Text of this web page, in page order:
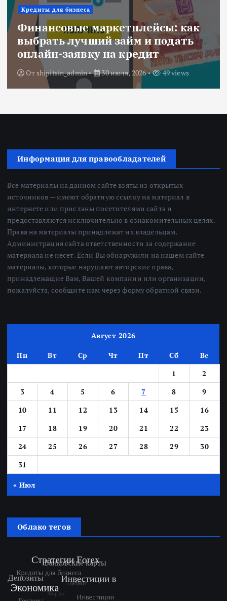
Ипотека
Военная ипотека для семьи:
объединяем все льготы и
субсидии
ОтRedactor 3 июля, 2026 205 views
Информация для правообладателей
Все материалы на данном сайте взяты из открытых
источников — имеют обратную ссылку на материал в
интернете или присланы посетителями сайта и
предоставляются исключительно в ознакомительных целях.
Права на материалы принадлежат их владельцам.
Администрация сайта ответственности за содержание
материала не несет. Если Вы обнаружили на нашем сайте
материалы, которые нарушают авторские права,
принадлежащие Вам, Вашей компании или организации,
пожалуйста, сообщите нам через форму обратной связи.
Август 2026
Пн Вт Ср Чт Пт Сб
Вс
1
2
3
4 5 6 7 8
9
10
11 12 13 14 15
16
17
18 19 20 21 22
23
24
25 26 27 28 29
30
31
« Июл
Облако тегов